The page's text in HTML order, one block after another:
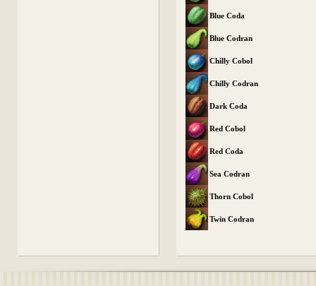
Blue Coda
Blue Codran
Chilly Cobol
Chilly Codran
Dark Coda
Red Cobol
Red Coda
Sea Codran
Thorn Cobol
Twin Codran